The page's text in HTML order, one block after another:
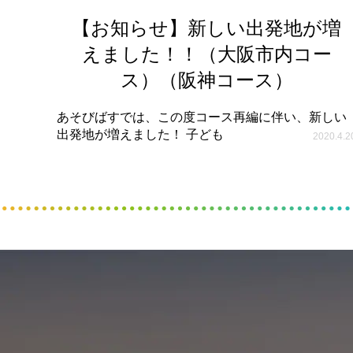
【お知らせ】新しい出発地が増
えました！！（大阪市内コー
ス）（阪神コース）
あそびばすでは、この度コース再編に伴い、新しい
出発地が増えました！ 子ども